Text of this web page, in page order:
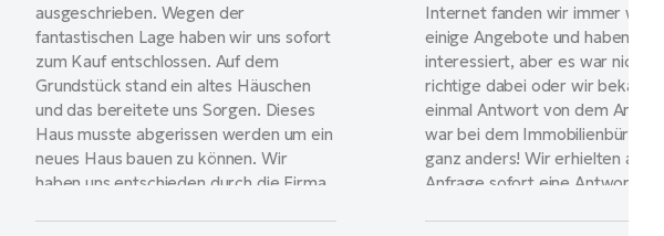
ausgeschrieben. Wegen der
fantastischen Lage haben wir uns sofort
zum Kauf entschlossen. Auf dem
Grundstück stand ein altes Häuschen
und das bereitete uns Sorgen. Dieses
Haus musste abgerissen werden um ein
neues Haus bauen zu können. Wir
haben uns entschieden durch die Firma
Internet fanden wir immer
einige Angebote und haben
interessiert, aber es war nicht
richtige dabei oder wir
einmal Antwort von dem
war bei dem Immobilienbüro
ganz anders! Wir erhielten auf
Anfrage sofort eine Antwort